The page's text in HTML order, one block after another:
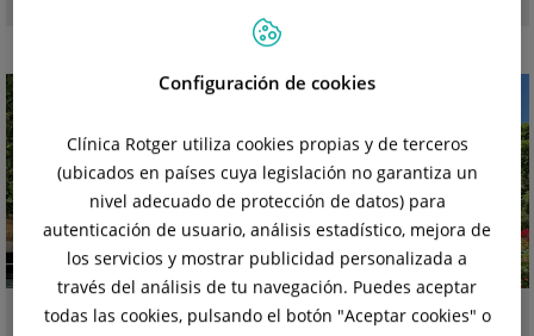
MEHR SEHEN
Configuración de cookies
Clínica Rotger utiliza cookies propias y de terceros
(ubicados en países cuya legislación no garantiza un
nivel adecuado de protección de datos) para
autenticación de usuario, análisis estadístico, mejora de
los servicios y mostrar publicidad personalizada a
través del análisis de tu navegación. Puedes aceptar
todas las cookies, pulsando el botón "Aceptar cookies" o